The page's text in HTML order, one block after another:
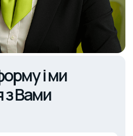
і ми
з Вами